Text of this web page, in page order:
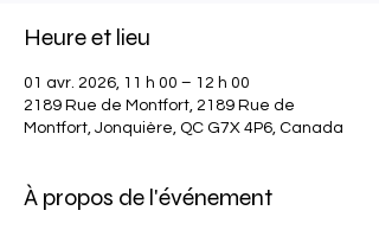
Heure et lieu
01 avr. 2026, 11 h 00 – 12 h 00
2189 Rue de Montfort, 2189 Rue de
Montfort, Jonquière, QC G7X 4P6, Canada
À propos de l'événement